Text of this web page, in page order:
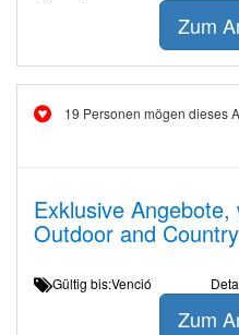
Zum
19 Personen mögen dieses
Exklusive
Outdoor and
Gültig bis:Venció
Zum